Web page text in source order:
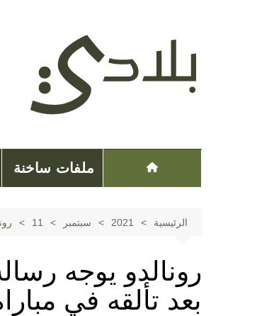
ملفات ساخنة
الرئيسية 2021 سبتمبر 11
رونالدو يوجه
بعد تألقه في